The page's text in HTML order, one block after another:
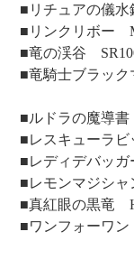
■リチュアの儀
■リンクリボー
■竜の渓谷
■竜騎士ブラッ
■ルドラの魔導
■レスキューラ
■レディデバッ
■レモンマジシ
■真紅眼の黒竜
■ワンフォーワ